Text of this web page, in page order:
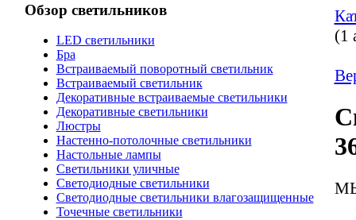
Обзор светильников
LED светильники
Бра
Встраиваемый поворотный светильник
Встраиваемый светильник
Декоративные встраиваемые светильники
Декоративные светильники
Люстры
Настенно-потолочные светильники
Настольные лампы
Светильники уличные
Светодиодные светильники
Светодиодные светильники влагозащищенные
Точечные светильники
(1